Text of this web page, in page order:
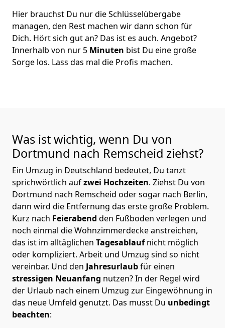
Hier brauchst Du nur die Schlüsselübergabe
managen, den Rest machen wir dann schon für
Dich. Hört sich gut an? Das ist es auch. Angebot?
Innerhalb von nur 5 Minuten bist Du eine große
Sorge los. Lass das mal die Profis machen.
Was ist wichtig, wenn Du von
Dortmund nach Remscheid ziehst?
Ein Umzug in Deutschland bedeutet, Du tanzt
sprichwörtlich aufzwei Hochzeiten. Ziehst Du von
Dortmund nach Remscheid oder sogar nach Berlin,
dann wird die Entfernung das erste große Problem.
Kurz nach Feierabend den Fußboden verlegen und
noch einmal die Wohnzimmerdecke anstreichen,
das ist im alltäglichen Tagesablaufnicht möglich
oder kompliziert. Arbeit und Umzug sind so nicht
vereinbar. Und den Jahresurlaubfür einen
stressigen Neuanfang nutzen? In der Regel wird
der Urlaub nach einem Umzug zur Eingewöhnung in
das neue Umfeld genutzt. Das musst Du unbedingt
beachten: